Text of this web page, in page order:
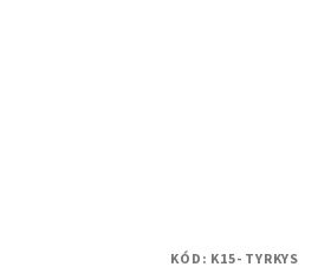
KÓD: K15- TYRKYS